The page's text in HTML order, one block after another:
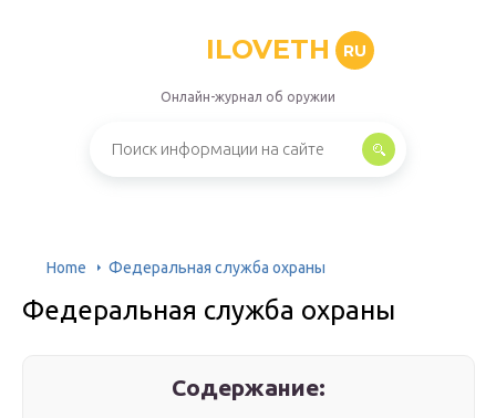
ILOVETH RU
Онлайн-журнал об оружии
Home Федеральная служба охраны
Федеральная служба охраны
Содержание: